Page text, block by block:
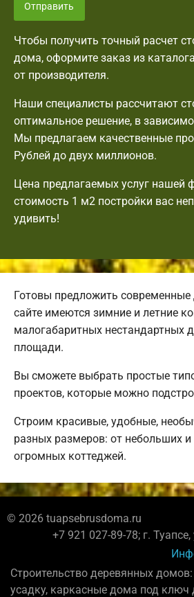
Отправить
Чтобы получить точный расчет
дома, оформите заказ из
от производителя.
Наши специалисты рассчитают
оптимальное решение, в
Мы предлагаем качественные
Рублей до двух миллионов.
Цена предлагаемых услуг нашей
стоимость 1 м2 постройки вас
удивить!
Готовы предложить
сайте имеются зимние и летние
малогабаритных нестандартных
площади.
Вы сможете выбрать простые
проектов, которые можно
Строим красивые, удобные,
разных размеров: от небольших
огромных коттеджей.
© 2026 tuapsebrusdoma.ru
+7 921 027-89-78; г. Туапсе,
Строительство деревянных
усадку, каркасные дома под